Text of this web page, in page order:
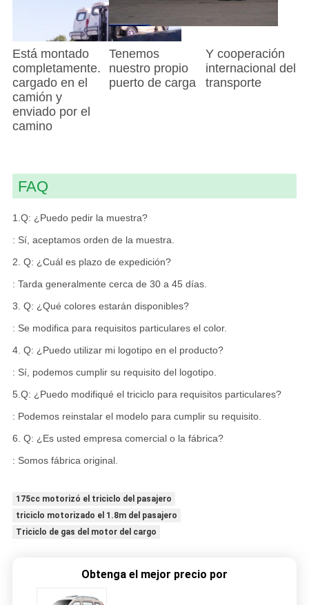
Está montado
completamente.
cargado en el
camión y
enviado por el
camino
Tenemos
nuestro propio
puerto de carga
Y cooperación
internacional del
transporte
FAQ
1.Q: ¿Puedo pedir la muestra?
: Sí, aceptamos orden de la muestra.
2. Q: ¿Cuál es plazo de expedición?
: Tarda generalmente cerca de 30 a 45 días.
3. Q: ¿Qué colores estarán disponibles?
: Se modifica para requisitos particulares el color.
4. Q: ¿Puedo utilizar mi logotipo en el producto?
: Sí, podemos cumplir su requisito del logotipo.
5.Q: ¿Puedo modifiqué el triciclo para requisitos particulares?
: Podemos reinstalar el modelo para cumplir su requisito.
6. Q: ¿Es usted empresa comercial o la fábrica?
: Somos fábrica original.
175cc motorizó el triciclo del pasajero
triciclo motorizado el 1.8m del pasajero
Triciclo de gas del motor del cargo
Obtenga el mejor precio por